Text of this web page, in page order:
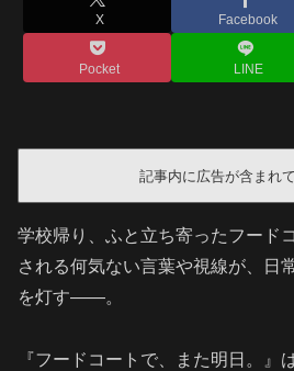
X Facebook
Pocket LINE
記事内に広告が含まれて
学校帰り、ふと立ち寄ったフード
される何気ない言葉や視線が、日
を灯す――。
『フードコートで、また明日。』